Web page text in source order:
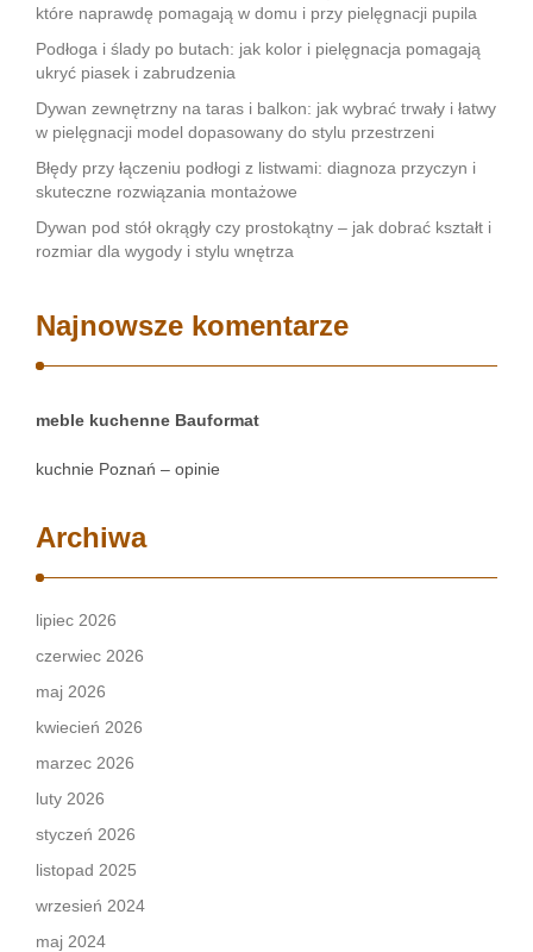
które naprawdę pomagają w domu i przy pielęgnacji pupila
Podłoga i ślady po butach: jak kolor i pielęgnacja pomagają
ukryć piasek i zabrudzenia
Dywan zewnętrzny na taras i balkon: jak wybrać trwały i łatwy
w pielęgnacji model dopasowany do stylu przestrzeni
Błędy przy łączeniu podłogi z listwami: diagnoza przyczyn i
skuteczne rozwiązania montażowe
Dywan pod stół okrągły czy prostokątny – jak dobrać kształt i
rozmiar dla wygody i stylu wnętrza
Najnowsze komentarze
meble kuchenne Bauformat
kuchnie Poznań – opinie
Archiwa
lipiec 2026
czerwiec 2026
maj 2026
kwiecień 2026
marzec 2026
luty 2026
styczeń 2026
listopad 2025
wrzesień 2024
maj 2024